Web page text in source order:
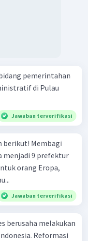
pemerintahan
di Pulau
Jawaban terverifikasi
Membagi
menjadi 9 prefektur
orang Eropa,
Jawaban terverifikasi
berusaha melakukan
Reformasi